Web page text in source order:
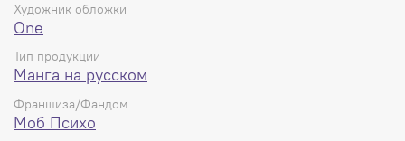
Художник обложки
One
Тип продукции
Манга на русском
Франшиза/Фандом
Моб Психо